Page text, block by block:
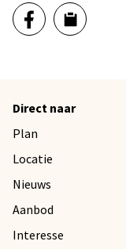
Direct naar
Plan
Locatie
Nieuws
Aanbod
Interesse